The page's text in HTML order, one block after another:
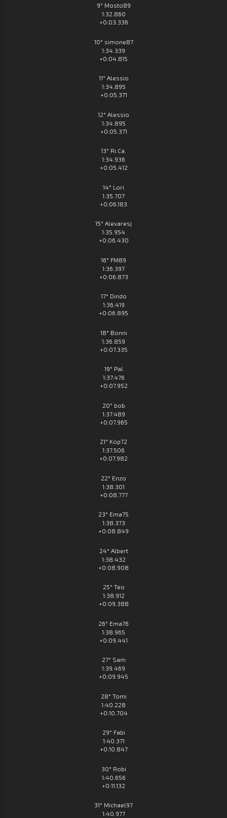
9° Mosto89
1:32.860
+0:03.336
10° simone87
1:34.339
+0:04.815
11° Alessio
1:34.895
+0:05.371
12° Alessio
1:34.895
+0:05.371
13° Ri.Ca.
1:34.936
+0:05.412
14° Lori
1:35.707
+0:06.183
15° Alevaresj
1:35.954
+0:06.430
16° FM89
1:36.397
+0:06.873
17° Dindo
1:36.419
+0:06.895
18° Bonni
1:36.859
+0:07.335
19° Pal
1:37.476
+0:07.952
20° bob
1:37.489
+0:07.965
21° Kop72
1:37.506
+0:07.982
22° Enzo
1:38.301
+0:08.777
23° Ema75
1:38.373
+0:08.849
24° Albert
1:38.432
+0:08.908
25° Teo
1:38.912
+0:09.388
26° Ema76
1:38.965
+0:09.441
27° Sam
1:39.469
+0:09.945
28° Tomi
1:40.228
+0:10.704
29° Fabi
1:40.371
+0:10.847
30° Robi
1:40.656
+0:11.132
31° Michael97
1:40.977